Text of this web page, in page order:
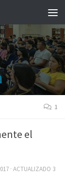
1
el
· ACTUALIZADO 3